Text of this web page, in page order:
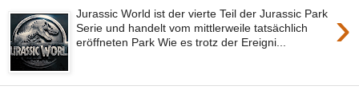
›
Jurassic World ist der vierte Teil der Jurassic Park
Serie und handelt vom mittlerweile tatsächlich
eröffneten Park Wie es trotz der Ereigni...